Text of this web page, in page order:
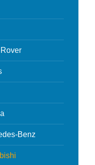
Benz